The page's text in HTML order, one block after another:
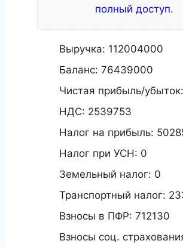
полный доступ.
Выручка: 112004000
Баланс: 76439000
Чистая прибыль/убыток:
НДС: 2539753
Налог на прибыль:
Налог при УСН: 0
Земельный налог: 0
Транспортный налог:
Взносы в ПФР: 712130
Взносы соц.